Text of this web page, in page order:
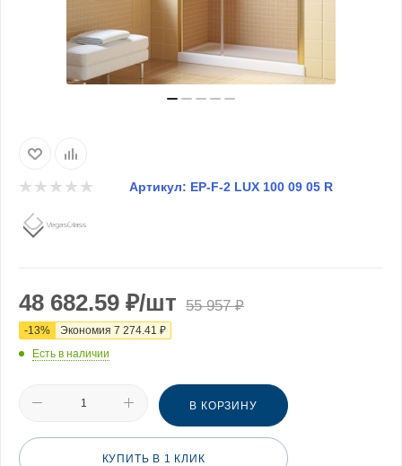
Артикул: EP-F-2 LUX 100 09 05 R
48 682.59 ₽/шт 55 957₽
-13% Экономия 7 274.41 ₽
Есть в наличии
В КОРЗИНУ
КУПИТЬ В 1 КЛИК